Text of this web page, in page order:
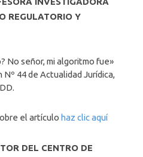
REGULATORIO Y
No señor, mi algoritmo fue»
44 de Actualidad Jurídica,
el artículo haz clic aquí
DEL CENTRO DE